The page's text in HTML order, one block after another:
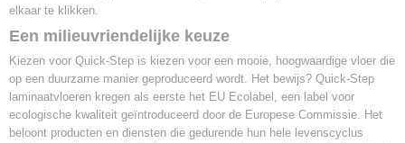
elkaar te klikken.
Een milieuvriendelijke keuze
Kiezen voor Quick-Step is kiezen voor een mooie, hoogwaardige vloer die
op een duurzame manier geproduceerd wordt. Het bewijs? Quick-Step
laminaatvloeren kregen als eerste het EU Ecolabel, een label voor
ecologische kwaliteit geïntroduceerd door de Europese Commissie. Het
beloont producten en diensten die gedurende hun hele levenscyclus